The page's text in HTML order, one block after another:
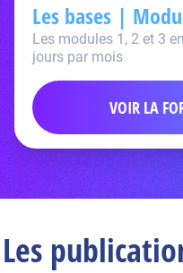
Les bases |
Les modules 1, 2 et 3
jours par mois
VOIR LA
Les